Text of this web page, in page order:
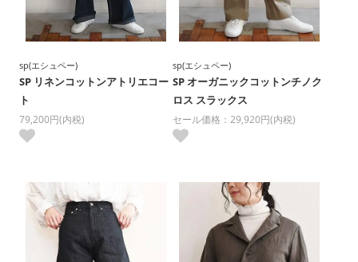
sp(エシュペー)
SP リネンコットンアトリエコー
ト
79,200円(内税)
sp(エシュペー)
SP オーガニックコットンチノク
ロス スラックス
セール価格：29,920円(内税)